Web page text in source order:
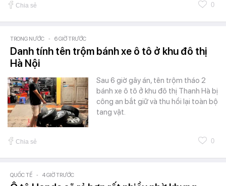
Chia sẻ 0
TRONG NƯỚC - 6 GIỜ TRƯỚC
Danh tính tên trộm bánh xe ô tô ở khu đô thị
Hà Nội
Sau 6 giờ gây án, tên trộm tháo 2
bánh xe ô tô ở khu đô thị Thanh Hà bị
công an bắt giữ và thu hồi lại toàn bộ
tang vật.
Chia sẻ 0
QUỐC TẾ - 4 GIỜ TRƯỚC